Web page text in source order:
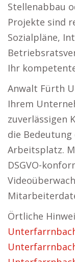
Stellenabbau
Projekte sind
Sozialpläne,
Ihr
Anwalt Fürth
Ihrem
zuverlässigen
die Bedeutung
Arbeitsplatz.
DSGVO-
Örtliche